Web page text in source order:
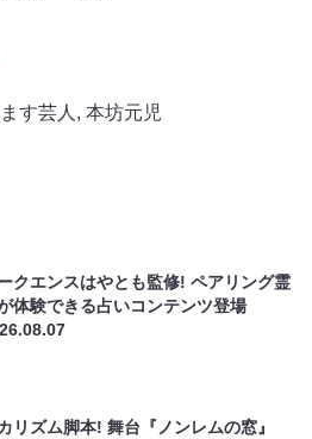
す芸人 , 本坊元児
クエンスはやとも監修! ペアリング霊
体験できる占いコンテンツ登場
リズム脚本! 舞台『ノンレムの窓』